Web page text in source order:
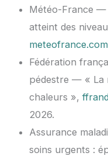
Météo-France —
atteint des
meteofrance.com
Fédération
pédestre — « La
chaleurs »,
2026.
Assurance
soins urgents :